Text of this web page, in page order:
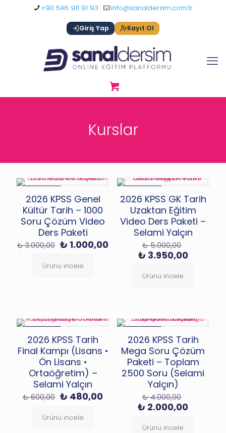
+90 546 911 91 93 info@sanaldersim.com.tr
Giriş Yap Kayıt Ol
Kurslar
2026 KPSS Genel
Kültür Tarih – 1000
Soru Çözüm Video
Ders Paketi
₺3.000,00 Orijinal
₺ 3.000,00.
₺ 1.000,00Şu
andaki
₺ 1.000,00.
Ürünü incele
2026 KPSS GK Tarih
Uzaktan Eğitim
Video Ders Paketi –
Selami Yalçın
₺5.000,00
fiyat:
₺ 3.950,00Şu
Ürünü incele
YENİ
2026 KPSS Tarih
Final Kampı (Lisans •
Ön Lisans •
Ortaöğretim) –
Selami Yalçın
₺600,00 Orijinal
₺ 600,00.
₺ 480,00Şu
₺ 480,00.
Ürünü incele
YENİ
2026 KPSS Tarih
Mega Soru Çözüm
Paketi – Toplam
2500 Soru (Selami
Yalçın)
₺4.000,00
fiyat:
₺ 2.000,00Şu
Ürünü incele